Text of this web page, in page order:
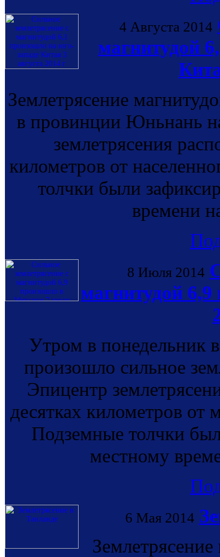
4 Августа 2014
магнитудой
Землетрясение
в провинции Юньнань
землетрясения
километров от
толчки были
времени
8 Июля 2014
магнитудой
Утром в понедельник
произошло сильное
Эпицентр
десятках километров от
Подземные толчки
местному
6 Мая 2014